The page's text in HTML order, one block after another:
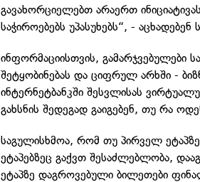
გავახორციელებთ არაერთ
საჭიროებებს უპასუხებს“, -
ინფორმაციისთვის, გამარჯვებულები
შეტყობინებას და ციფრულ არხში -
ინტერნეტბანკში შესვლისას
გახსნის შედეგად გაიგებენ, თუ რა
საგულისხმოა, რომ თუ პირველ
ეტაპებზეც გაქვთ შესაძლებლობა,
ეტაპზე დაგროვებული ბილეთები